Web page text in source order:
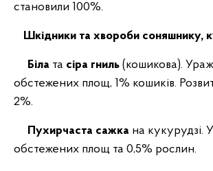
становили 100%.
Шкідники та хвороби соняшнику,
Біла та сіра гниль (кошикова).
обстежених площ, 1% кошиків.
2%.
Пухирчаста сажка на кукурудзі.
обстежених площ та 0,5% рослин.